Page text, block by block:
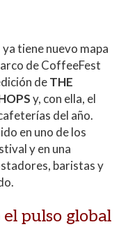
tiene nuevo mapa
deCoffeeFest
deTHE
y, con ella, el
del año.
en uno de los
y en una
baristas y
pulso global